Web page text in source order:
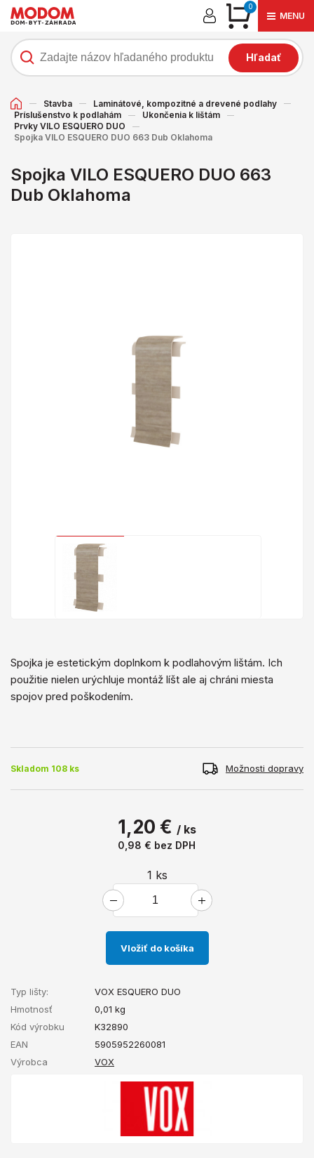
0
MENU
Hľadať
Stavba
Laminátové, kompozitné a drevené podlahy
Príslušenstvo k podlahám
Ukončenia k lištám
Prvky VILO ESQUERO DUO
Spojka VILO ESQUERO DUO 663 Dub Oklahoma
Spojka VILO ESQUERO DUO 663
Dub Oklahoma
Spojka je estetickým doplnkom k podlahovým lištám. Ich
použitie nielen urýchluje montáž líšt ale aj chráni miesta
spojov pred poškodením.
Skladom 108 ks Možnosti dopravy
1,20 € / ks
0,98 € bez DPH
1 ks
Vložiť do košíka
Typ lišty:
VOX ESQUERO DUO
Hmotnosť
0,01 kg
Kód výrobku
K32890
EAN
5905952260081
Výrobca
VOX